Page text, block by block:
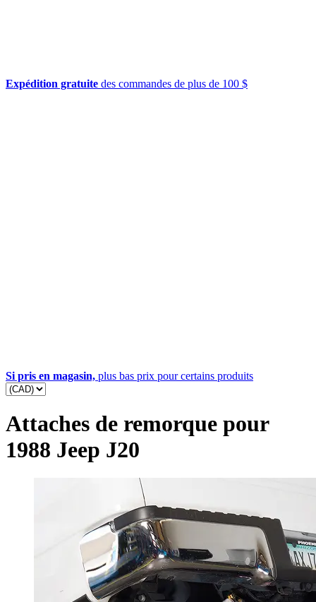
Expédition gratuite des commandes de plus de 100 $
Si pris en magasin, plus bas prix pour certains produits
Attaches de remorque pour
1988 Jeep J20